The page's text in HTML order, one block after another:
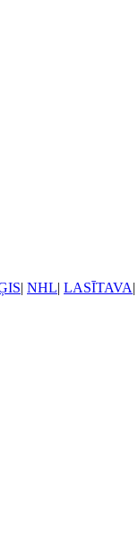
| NHL| LASĪTAVA|